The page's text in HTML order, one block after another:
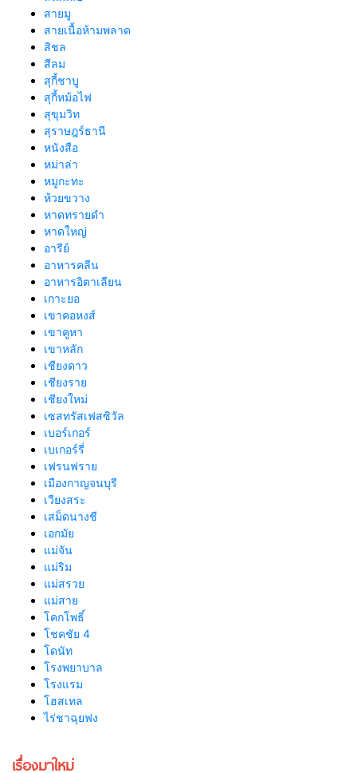
สายมู
สายเนื้อห้ามพลาด
สิชล
สีลม
สุกี้ชาบู
สุกี้หม้อไฟ
สุขุมวิท
สุราษฎร์ธานี
หนังสือ
หม่าล่า
หมูกะทะ
ห้วยขวาง
หาดทรายดำ
หาดใหญ่
อารีย์
อาหารคลีน
อาหารอิตาเลียน
เกาะยอ
เขาคอหงส์
เขาคูหา
เขาหลัก
เชียงดาว
เชียงราย
เชียงใหม่
เซสทรัสเฟสซิวัล
เบอร์เกอร์
เบเกอร์รี่
เฟรนฟราย
เมืองกาญจนบุรี
เวียงสระ
เสม็ดนางชี
เอกมัย
แม่จัน
แม่ริม
แม่สรวย
แม่สาย
โคกโพธิ์
โชคชัย 4
โดนัท
โรงพยาบาล
โรงแรม
โฮสเทล
ไร่ชาฉุยฟง
เรื่องมาใหม่